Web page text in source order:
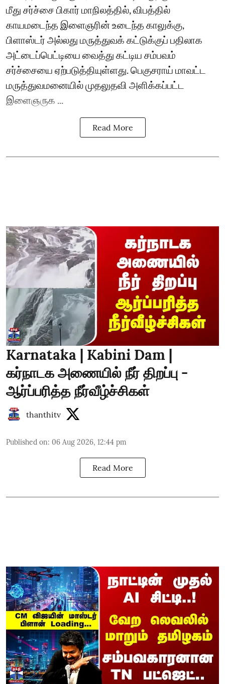
மீது சர்ச்சை பிகார் மாநிலத்தில், விபத்தில்
காயமடைந்த இளைஞரின் உடைந்த காலுக்கு,
பிளாஸ்டர் அல்லது மருத்துவக் கட்டுக்குப் பதிலாக
அட்டைப்பெட்டியை வைத்து கட்டிய சம்பவம்
சர்ச்சையை ஏற்படுத்தியுள்ளது. பெகுசராய் மாவட்ட
மருத்துவமனையில் முதலுதவி அளிக்கப்பட்ட
இளைஞருக ...
Read More
Karnataka | Kabini Dam |
கர்நாடக அணையில் நீர் திறப்பு -
ஆர்ப்பரித்த நீர்வீழ்ச்சிகள்
thanthitv
Published on: 06 Aug 2026, 12:44 pm
Read More